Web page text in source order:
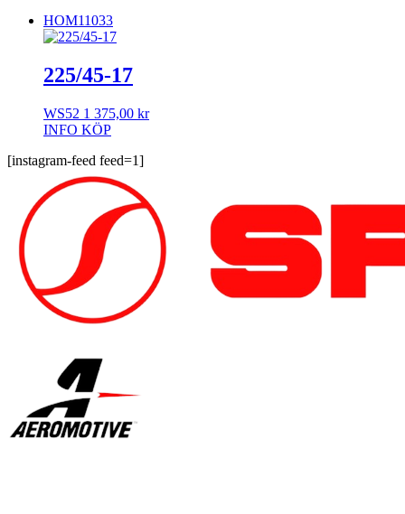
HOM11033
225/45-17
WS52 1 375,00 kr
INFO KÖP
[instagram-feed feed=1]